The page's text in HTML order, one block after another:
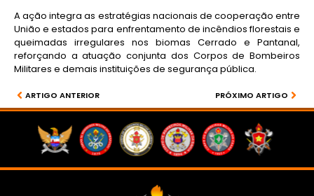
A ação integra as estratégias nacionais de cooperação entre
União e estados para enfrentamento de incêndios florestais e
queimadas irregulares nos biomas Cerrado e Pantanal,
reforçando a atuação conjunta dos Corpos de Bombeiros
Militares e demais instituições de segurança pública.
ARTIGO ANTERIOR PRÓXIMO ARTIGO